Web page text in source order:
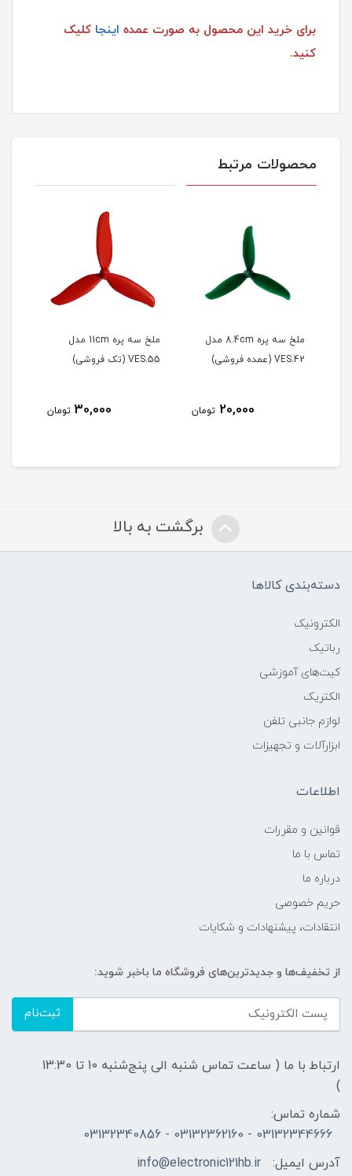
برای خرید این محصول به صورت عمده اینجا کلیک
کنید.
محصولات مرتبط
ملخ سه پره 11cm مدل
VES.55 (تک فروشی)
30,000 تومان
VES.55 (عمده فروشی)
25,000 تومان
برگشت به بالا
دسته‌بندی کالاها
الکترونیک
رباتیک
کیت‌های آموزشی
الکتریک
لوازم جانبی تلفن
ابزارآلات و تجهیزات
اطلاعات
قوانين و مقررات
تماس با ما
درباره ما
حریم خصوصی
انتقادات، پیشنهادات و شکایات
از تخفیف‌ها و جدیدترین‌های فروشگاه ما باخبر شوید:
ثبت‌نام
ارتباط با ما ( ساعت تماس شنبه الی پنج‌شنبه 10 تا 13:30
)
شماره تماس:
03132344666 - 03132362160 - 03132340856
آدرس ایمیل:
info@electronic121hb.ir